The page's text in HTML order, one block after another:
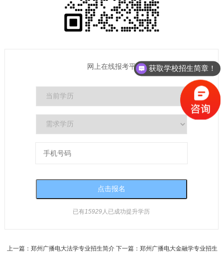
网上在线报考平台
已有15929人已成功提升学历
上一篇： 郑州广播电大法学专业招生简介下一篇： 郑州广播电大金融学专业招生
获取学校招生简章！
获取最新报考时间流程！